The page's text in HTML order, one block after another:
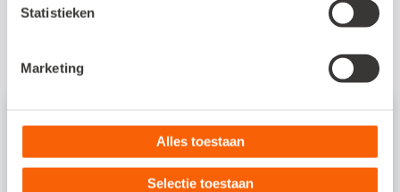
Statistieken
Marketing
Alles toestaan
Selectie toestaan